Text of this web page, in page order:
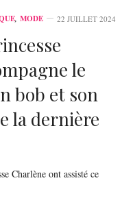
, MODE 22 JUILLET 2024
le
bob et son
la dernière
Charlène ont assisté ce